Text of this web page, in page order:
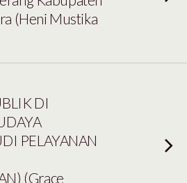
(Heni Mustika
DI
PELAYANAN
(Grace